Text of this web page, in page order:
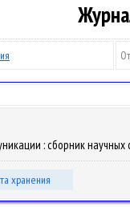
: сборник
хранения